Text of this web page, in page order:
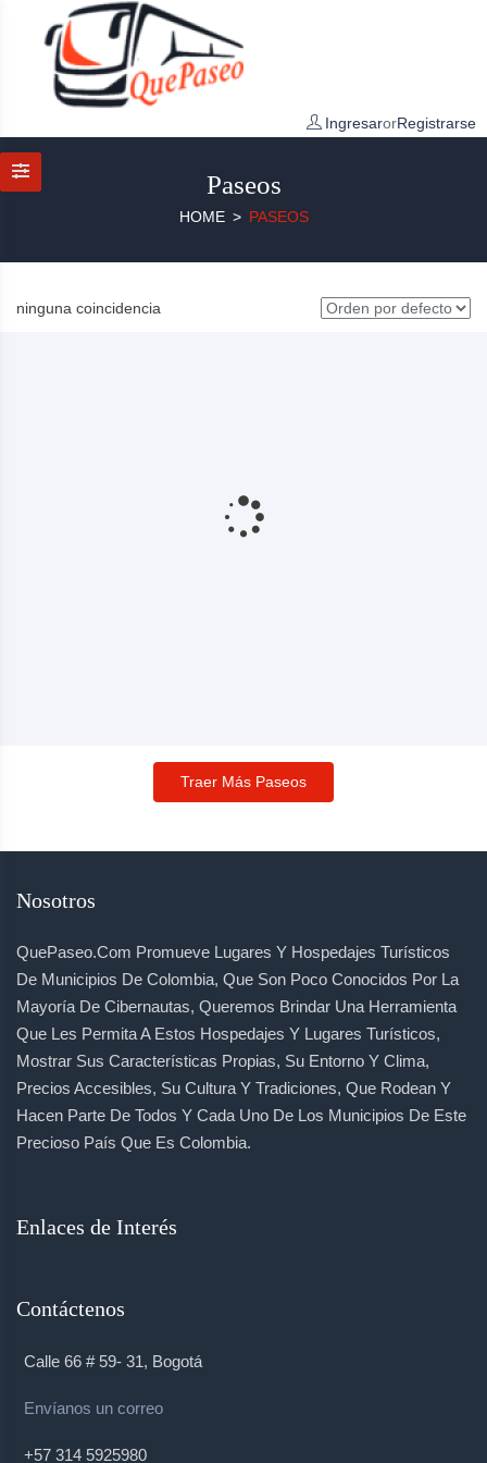
IngresarorRegistrarse
Paseos
HOME PASEOS
ninguna coincidencia
Traer Más Paseos
Nosotros
QuePaseo.com Promueve Lugares Y Hospedajes Turísticos
De Municipios De Colombia, Que Son Poco Conocidos Por La
Mayoría De Cibernautas, Queremos Brindar Una Herramienta
Que Les Permita A Estos Hospedajes Y Lugares Turísticos,
Mostrar Sus Características Propias, Su Entorno Y Clima,
Precios Accesibles, Su Cultura Y Tradiciones, Que Rodean Y
Hacen Parte De Todos Y Cada Uno De Los Municipios De Este
Precioso País Que Es Colombia.
Enlaces de Interés
Contáctenos
Calle 66 # 59- 31, Bogotá
Envíanos un correo
+57 314 5925980